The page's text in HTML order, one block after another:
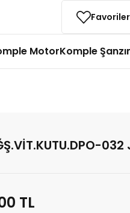
MotorKomple
032
TL